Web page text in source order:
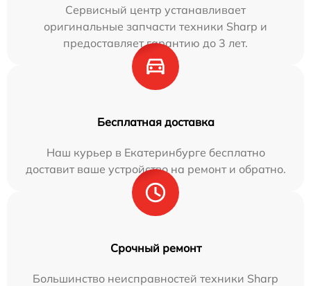
Сервисный центр устанавливает
оригинальные запчасти техники Sharp и
предоставляет гарантию до 3 лет.
Бесплатная доставка
Наш курьер в Екатеринбурге бесплатно
доставит ваше устройство на ремонт и обратно.
Срочный ремонт
Большинство неисправностей техники Sharp